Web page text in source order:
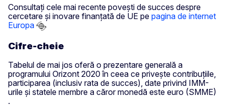
Consultați cele mai recente povești de succes despre
cercetare și inovare finanțată de UE pe pagina de internet
Europa
Cifre-cheie
Tabelul de mai jos oferă o prezentare generală a
programului Orizont 2020 în ceea ce privește contribuțiile,
participarea (inclusiv rata de succes), date privind IMM-
urile și statele membre a căror monedă este euro (SMME)
.